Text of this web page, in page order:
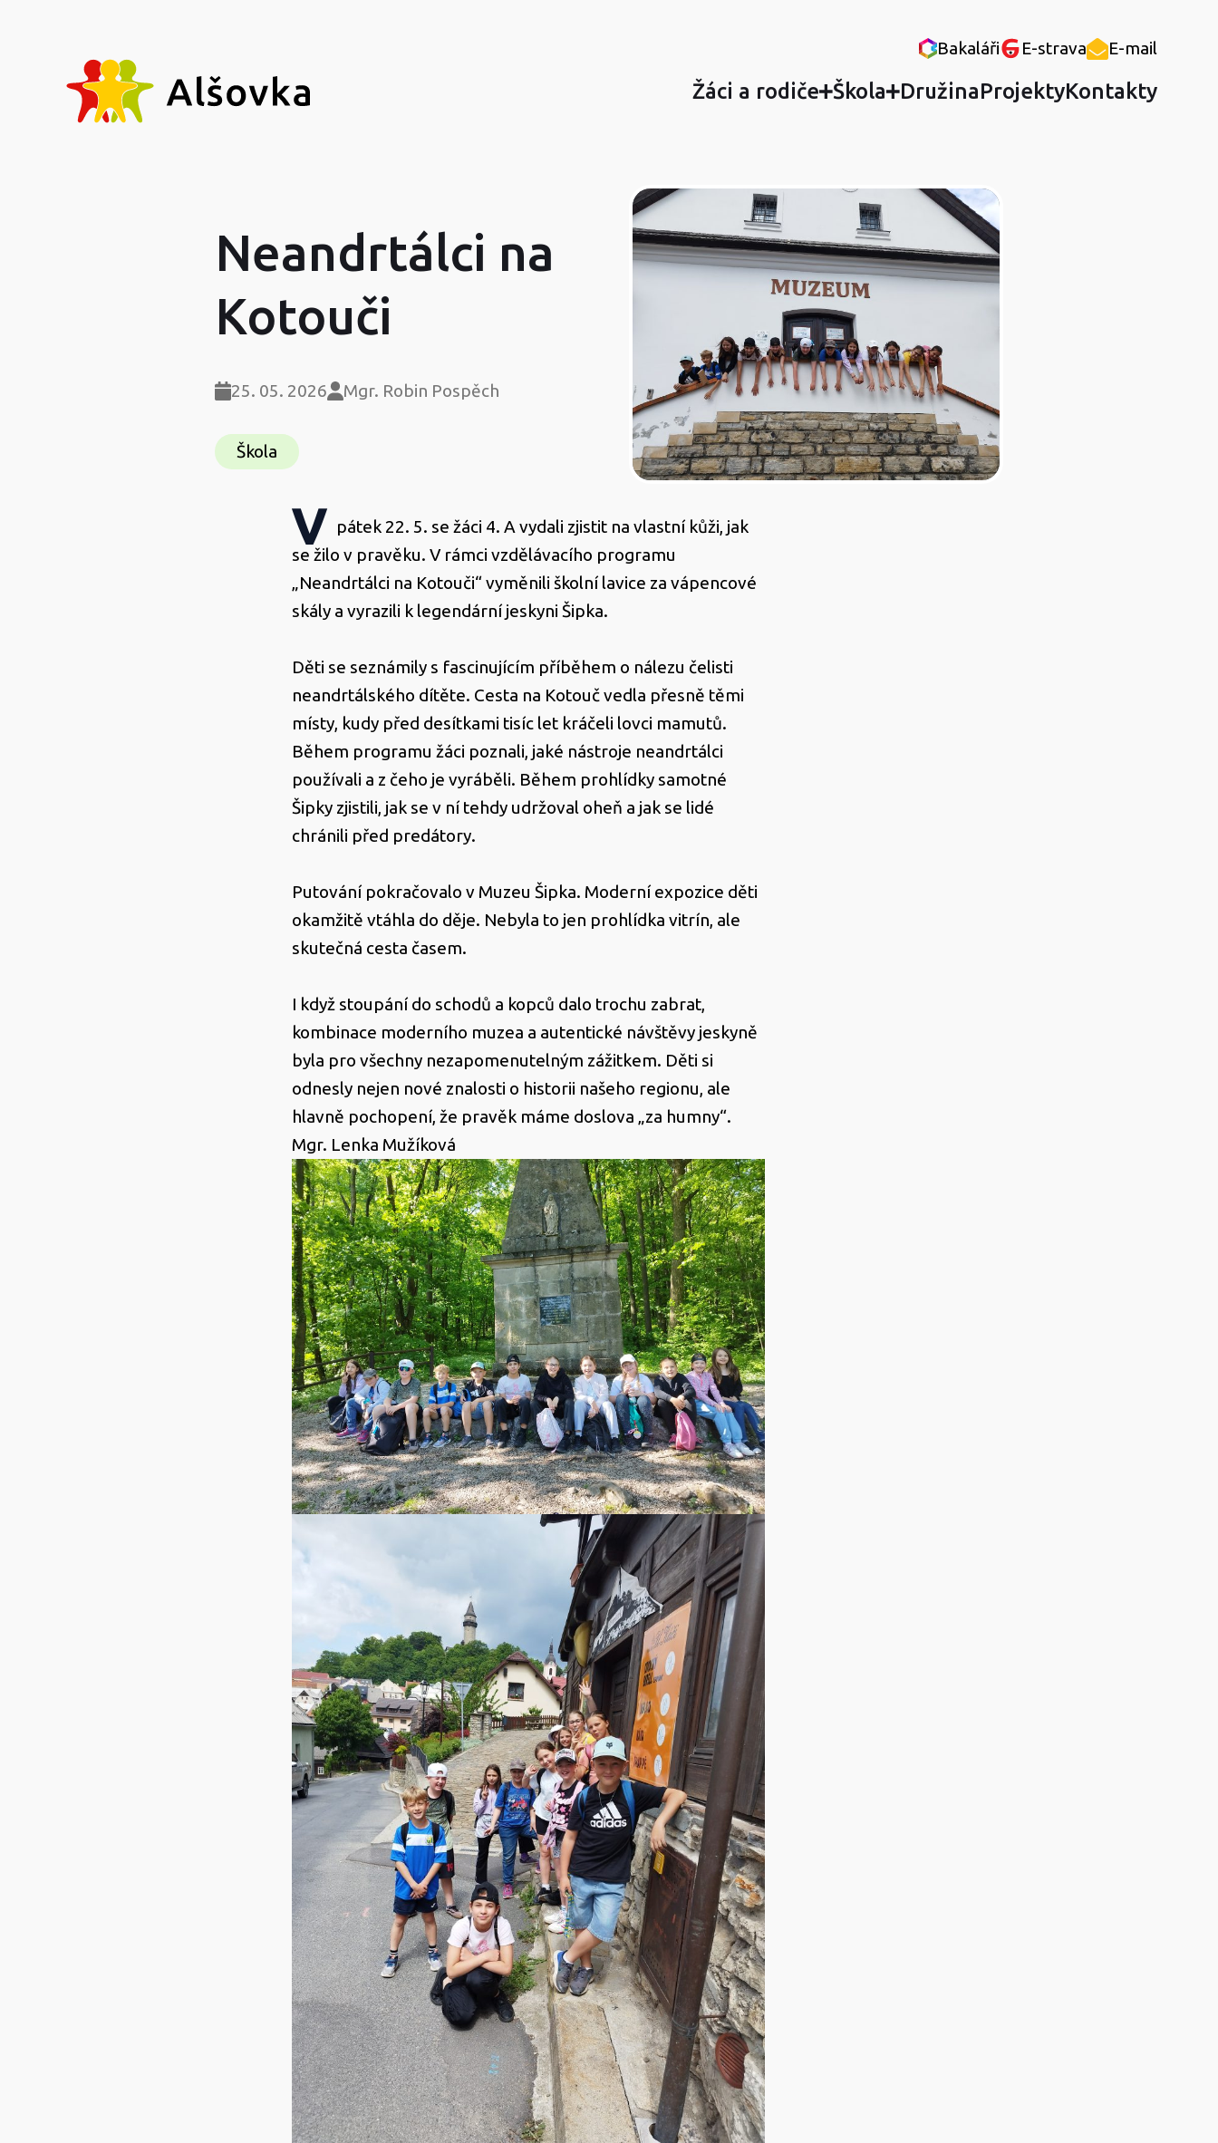
Bakaláři E-strava E-mail
Žáci a rodiče Škola DružinaProjektyKontakty
Neandrtálci na
Kotouči
25. 05. 2026 Mgr. Robin Pospěch
Škola
V
pátek 22. 5. se žáci 4. A vydali zjistit na vlastní kůži, jak
se žilo v pravěku. V rámci vzdělávacího programu
„Neandrtálci na Kotouči“ vyměnili školní lavice za vápencové
skály a vyrazili k legendární jeskyni Šipka.
Děti se seznámily s fascinujícím příběhem o nálezu čelisti
neandrtálského dítěte. Cesta na Kotouč vedla přesně těmi
místy, kudy před desítkami tisíc let kráčeli lovci mamutů.
Během programu žáci poznali, jaké nástroje neandrtálci
používali a z čeho je vyráběli. Během prohlídky samotné
Šipky zjistili, jak se v ní tehdy udržoval oheň a jak se lidé
chránili před predátory.
Putování pokračovalo v Muzeu Šipka. Moderní expozice děti
okamžitě vtáhla do děje. Nebyla to jen prohlídka vitrín, ale
skutečná cesta časem.
I když stoupání do schodů a kopců dalo trochu zabrat,
kombinace moderního muzea a autentické návštěvy jeskyně
byla pro všechny nezapomenutelným zážitkem. Děti si
odnesly nejen nové znalosti o historii našeho regionu, ale
hlavně pochopení, že pravěk máme doslova „za humny“.
Mgr. Lenka Mužíková